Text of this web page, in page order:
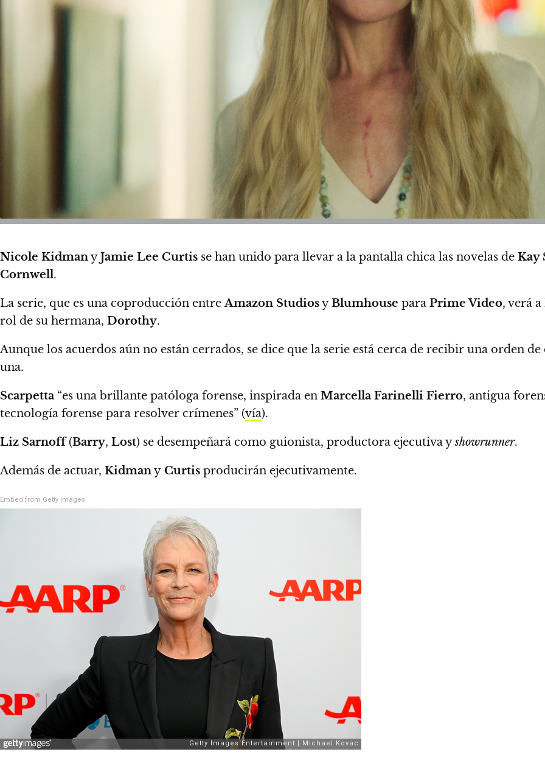
Nicole KidmanyJamie Lee Curtis se han unido para llevar a la pantalla chica las novelas de Kay
Cornwell.
La serie, que es una coproducción entreAmazon StudiosyBlumhouse para Prime Video, verá a
rol de su hermana, Dorothy.
Aunque los acuerdos aún no están cerrados, se dice que la serie está cerca de recibir una orden
una.
Scarpetta “es una brillante patóloga forense, inspirada en Marcella Farinelli Fierro, antigua
tecnología forense para resolver crímenes” (vía).
Liz Sarnoff(Barry, Lost) se desempeñará como guionista, productora ejecutiva yshowrunner.
Además de actuar, Kidmany Curtis producirán ejecutivamente.
Embed from Getty Images